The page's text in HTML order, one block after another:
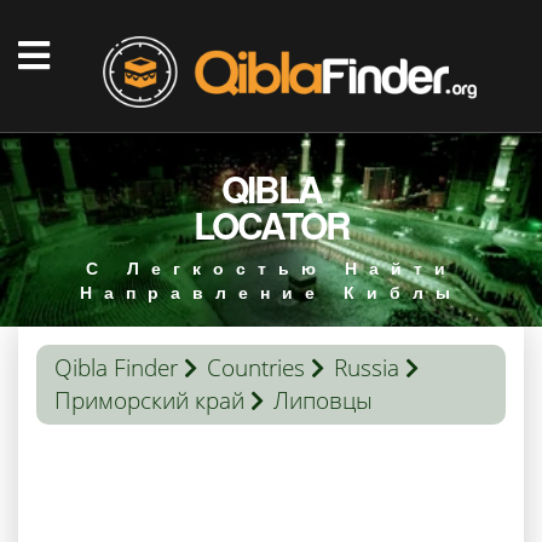
QIBLA
LOCATOR
С Легкостью Найти
Направление Киблы
Qibla Finder Countries
Russia
Приморский край
Липовцы